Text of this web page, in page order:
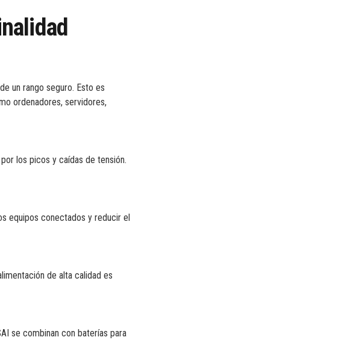
un rango seguro. Esto es
ordenadores, servidores,
los picos y caídas de tensión.
equipos conectados y reducir el
de alta calidad es
se combinan con baterías para